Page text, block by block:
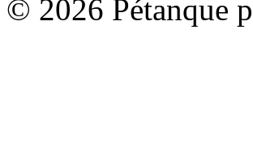
© 2026 Pétanque